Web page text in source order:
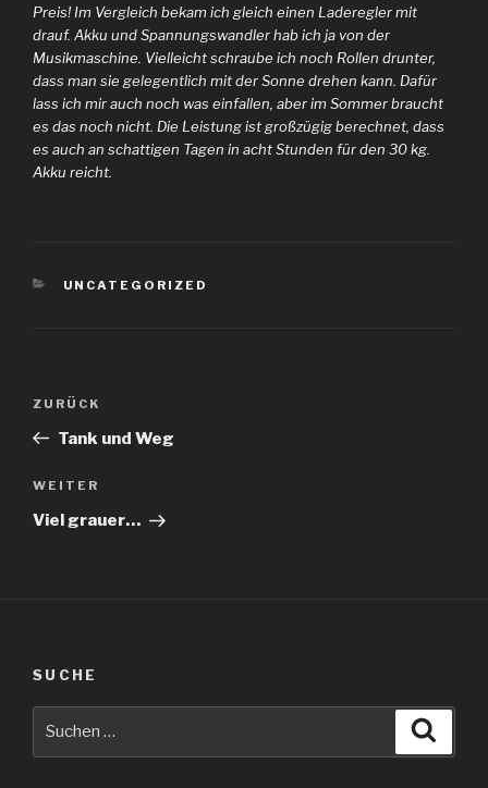
Preis! Im Vergleich bekam ich gleich einen Laderegler mit
drauf. Akku und Spannungswandler hab ich ja von der
Musikmaschine. Vielleicht schraube ich noch Rollen drunter,
dass man sie gelegentlich mit der Sonne drehen kann. Dafür
lass ich mir auch noch was einfallen, aber im Sommer braucht
es das noch nicht. Die Leistung ist großzügig berechnet, dass
es auch an schattigen Tagen in acht Stunden für den 30 kg.
Akku reicht.
KATEGORIEN
UNCATEGORIZED
Beitragsnavigation
Vorheriger
Beitrag
ZURÜCK
Tank und Weg
Nächster
Beitrag
WEITER
Viel grauer…
SUCHE